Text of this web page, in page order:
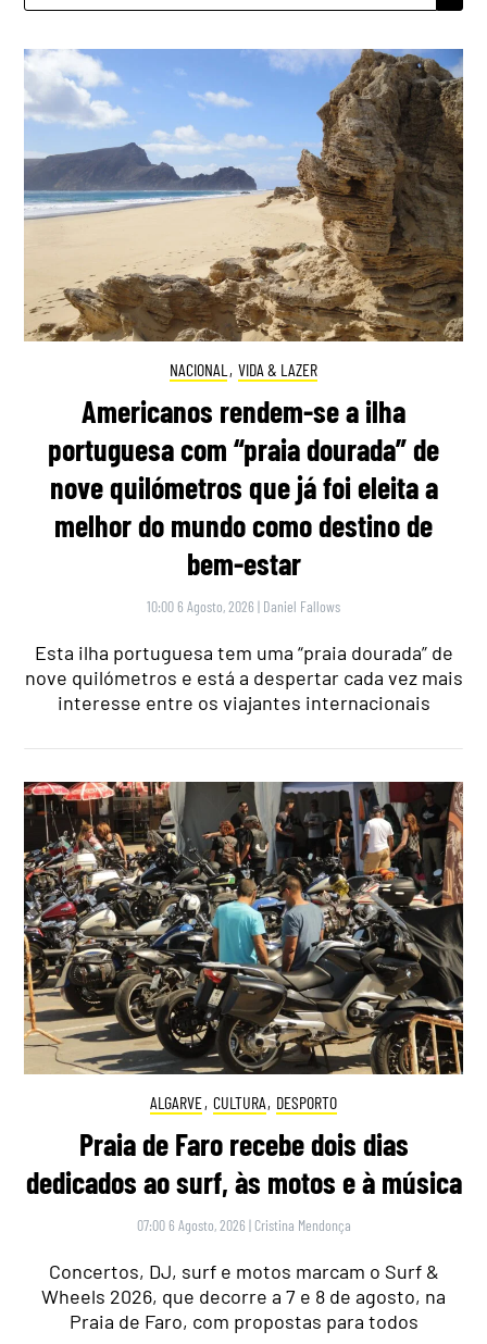
NACIONAL , VIDA & LAZER
Americanos rendem-se a ilha
portuguesa com “praia dourada” de
nove quilómetros que já foi eleita a
melhor do mundo como destino de
bem-estar
10:00 6 Agosto, 2026 | Daniel Fallows
Esta ilha portuguesa tem uma “praia dourada” de
nove quilómetros e está a despertar cada vez mais
interesse entre os viajantes internacionais
ALGARVE, CULTURA, DESPORTO
Praia de Faro recebe dois dias
dedicados ao surf, às motos e à música
07:00 6 Agosto, 2026 | Cristina Mendonça
Concertos, DJ, surf e motos marcam o Surf &
Wheels 2026, que decorre a 7 e 8 de agosto, na
Praia de Faro, com propostas para todos